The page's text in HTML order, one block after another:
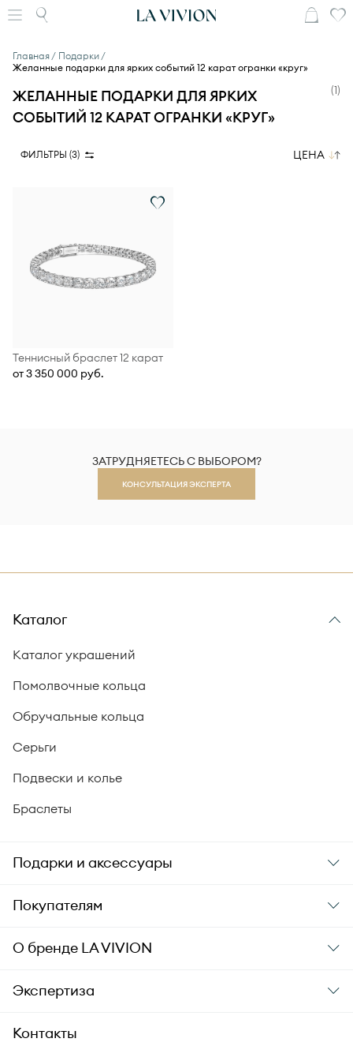
Главная
Подарки
Желанные подарки для ярких событий 12 карат огранки «круг»
ЖЕЛАННЫЕ ПОДАРКИ ДЛЯ ЯРКИХ
СОБЫТИЙ 12 КАРАТ ОГРАНКИ «КРУГ»
(1)
ФИЛЬТРЫ (3) ЦЕНА
Теннисный браслет 12 карат
от 3 350 000 руб.
ЗАТРУДНЯЕТЕСЬ С ВЫБОРОМ?
КОНСУЛЬТАЦИЯ ЭКСПЕРТА
Каталог
Каталог украшений
Помолвочные кольца
Обручальные кольца
Серьги
Подвески и колье
Браслеты
Подарки и аксессуары
Подарки
Уход за украшениями
Аксессуары
Покупателям
Заказ и оплата
Гарантия подлинности
Комплект документов
О бренде LA VIVION
О компании
Экспертиза
Академия LA VIVION
Контакты